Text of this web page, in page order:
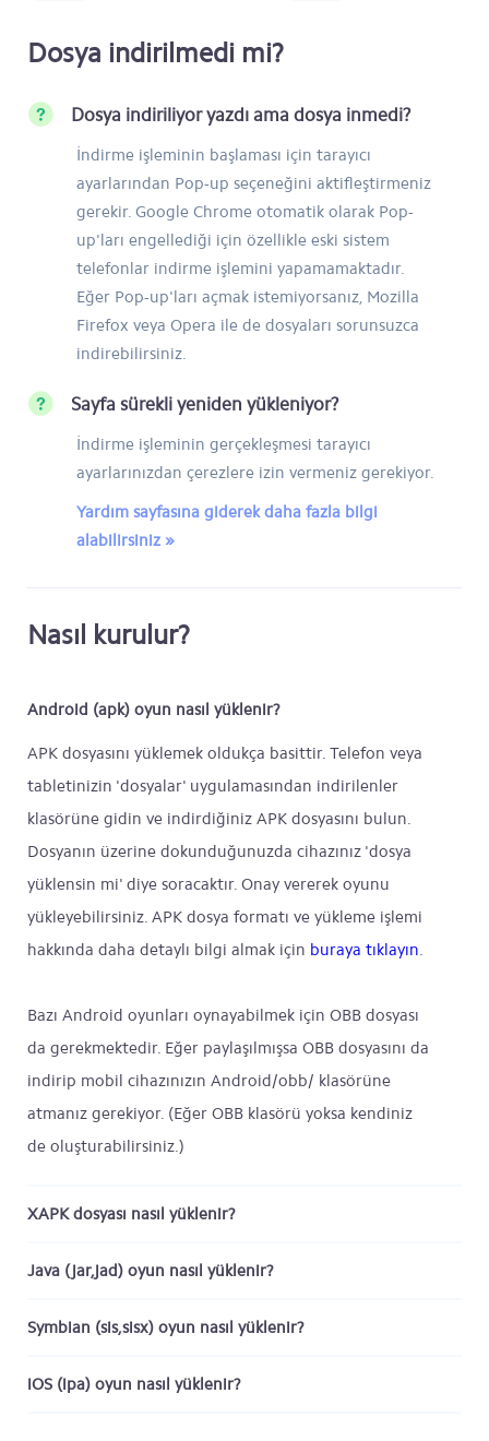
Dosya indirilmedi mi?
Dosya indiriliyor yazdı ama dosya inmedi?
İndirme işleminin başlaması için tarayıcı
ayarlarından Pop-up seçeneğini aktifleştirmeniz
gerekir. Google Chrome otomatik olarak Pop-
up'ları engellediği için özellikle eski sistem
telefonlar indirme işlemini yapamamaktadır.
Eğer Pop-up'ları açmak istemiyorsanız, Mozilla
Firefox veya Opera ile de dosyaları sorunsuzca
indirebilirsiniz.
Sayfa sürekli yeniden yükleniyor?
İndirme işleminin gerçekleşmesi tarayıcı
ayarlarınızdan çerezlere izin vermeniz gerekiyor.
Yardım sayfasına giderek daha fazla bilgi
alabilirsiniz »
Nasıl kurulur?
Android (apk) oyun nasıl yüklenir?
APK dosyasını yüklemek oldukça basittir. Telefon veya
tabletinizin 'dosyalar' uygulamasından indirilenler
klasörüne gidin ve indirdiğiniz APK dosyasını bulun.
Dosyanın üzerine dokunduğunuzda cihazınız 'dosya
yüklensin mi' diye soracaktır. Onay vererek oyunu
yükleyebilirsiniz. APK dosya formatı ve yükleme işlemi
hakkında daha detaylı bilgi almak için buraya tıklayın.
Bazı Android oyunları oynayabilmek için OBB dosyası
da gerekmektedir. Eğer paylaşılmışsa OBB dosyasını da
indirip mobil cihazınızın Android/obb/ klasörüne
atmanız gerekiyor. (Eğer OBB klasörü yoksa kendiniz
de oluşturabilirsiniz.)
XAPK dosyası nasıl yüklenir?
Java (jar,jad) oyun nasıl yüklenir?
Symbian (sis,sisx) oyun nasıl yüklenir?
iOS (ipa) oyun nasıl yüklenir?